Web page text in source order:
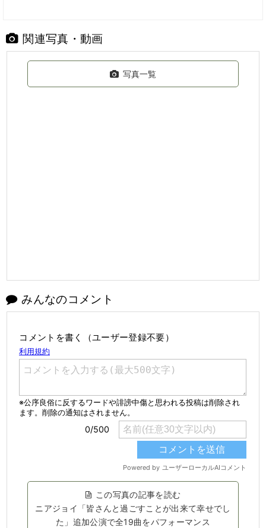
関連写真・動画
写真一覧
みんなのコメント
コメントを書く（ユーザー登録不要）
この写真の記事を読む
ニアジョイ「皆さんと過ごすことが出来て幸せでし
た」追加公演で全19曲をパフォーマンス